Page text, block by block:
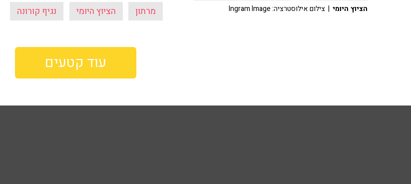
מרתון הציוץ היומי נגיף קורונה הציוץ היומי | צילום אילוסטרציה: Ingram Image
עוד קטעים